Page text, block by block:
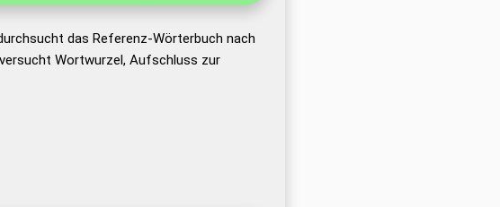
das Referenz-Wörterbuch nach
Wortwurzel, Aufschluss zur